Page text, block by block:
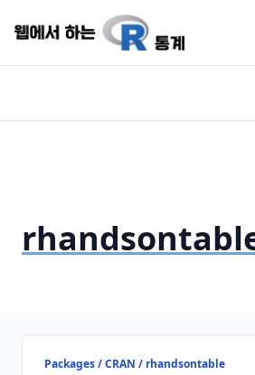
Packages / CRAN / rhandsontable